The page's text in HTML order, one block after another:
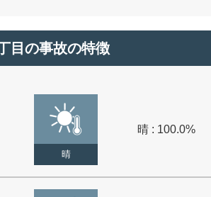
目の事故の特徴
晴
晴 : 100.0%